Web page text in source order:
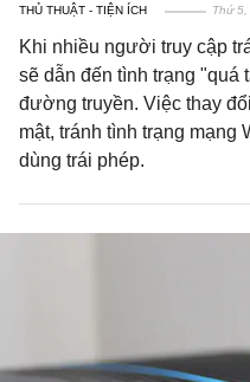
THỦ THUẬT - TIỆN ÍCH Thứ
Khi nhiều người truy cập
sẽ dẫn đến tình trạng "quá
đường truyền. Việc thay
mật, tránh tình trạng
dùng trái phép.